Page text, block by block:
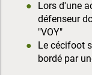
Lors d'une
défenseur
"VOY"
Le cécifoot
bordé par